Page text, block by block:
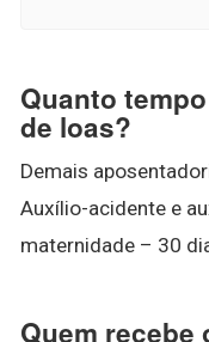
Quanto
de loas?
Demais
Auxílio-acidente e
maternidade – 30
Quem recebe